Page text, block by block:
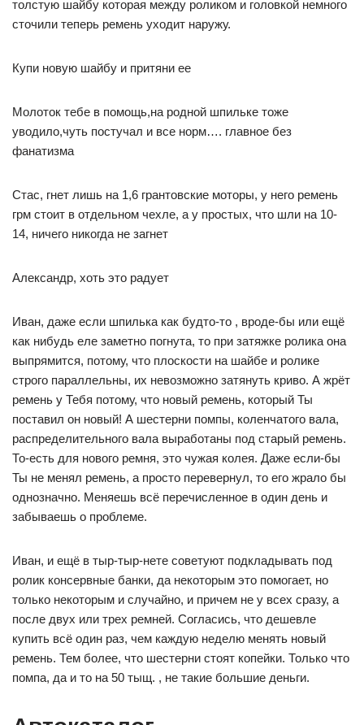
толстую шайбу которая между роликом и головкой немного
сточили теперь ремень уходит наружу.
Купи новую шайбу и притяни ее
Молоток тебе в помощь,на родной шпильке тоже
уводило,чуть постучал и все норм…. главное без
фанатизма
Стас, гнет лишь на 1,6 грантовские моторы, у него ремень
грм стоит в отдельном чехле, а у простых, что шли на 10-
14, ничего никогда не загнет
Александр, хоть это радует
Иван, даже если шпилька как будто-то , вроде-бы или ещё
как нибудь еле заметно погнута, то при затяжке ролика она
выпрямится, потому, что плоскости на шайбе и ролике
строго параллельны, их невозможно затянуть криво. А жрёт
ремень у Тебя потому, что новый ремень, который Ты
поставил он новый! А шестерни помпы, коленчатого вала,
распределительного вала выработаны под старый ремень.
То-есть для нового ремня, это чужая колея. Даже если-бы
Ты не менял ремень, а просто перевернул, то его жрало бы
однозначно. Меняешь всё перечисленное в один день и
забываешь о проблеме.
Иван, и ещё в тыр-тыр-нете советуют подкладывать под
ролик консервные банки, да некоторым это помогает, но
только некоторым и случайно, и причем не у всех сразу, а
после двух или трех ремней. Согласись, что дешевле
купить всё один раз, чем каждую неделю менять новый
ремень. Тем более, что шестерни стоят копейки. Только что
помпа, да и то на 50 тыщ. , не такие большие деньги.